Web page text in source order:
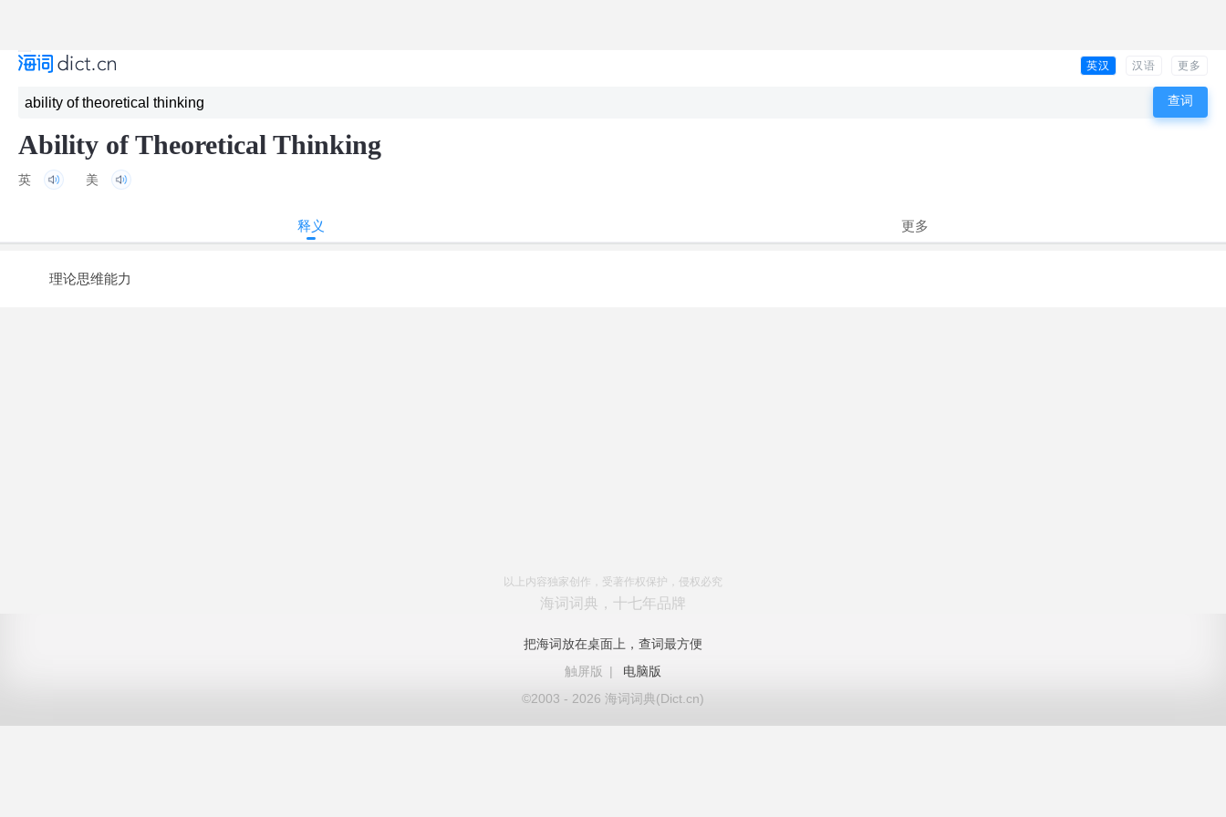
英汉 汉语 更多
Ability of Theoretical Thinking
英 美
释义 更多
理论思维能力
以上内容独家创作，受著作权保护，侵权必究
海词词典，十七年品牌
把海词放在桌面上，查词最方便
触屏版
|
电脑版
©2003 - 2026 海词词典(Dict.cn)